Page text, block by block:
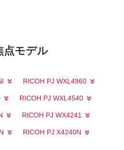
点モデル
RICOH PJ WXL4960
RICOH PJ WXL4540
RICOH PJ WX4241
RICOH PJ X4240N